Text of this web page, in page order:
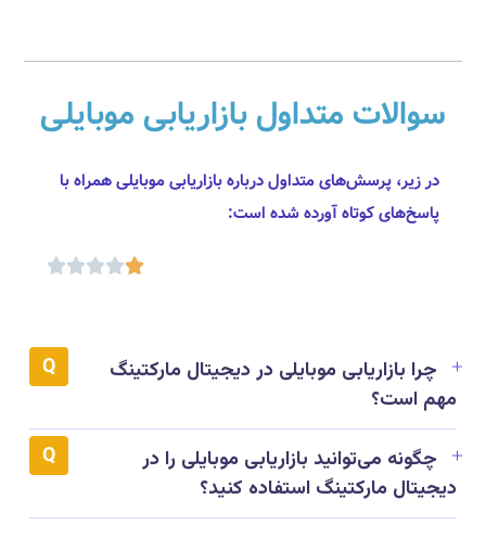
سوالات متداول بازاریابی موبایلی
در زیر، پرسش‌های متداول درباره بازاریابی موبایلی همراه با
پاسخ‌های کوتاه آورده شده است:





چرا بازاریابی موبایلی در دیجیتال مارکتینگ
مهم است؟
چگونه می‌توانید بازاریابی موبایلی را در
دیجیتال مارکتینگ استفاده کنید؟